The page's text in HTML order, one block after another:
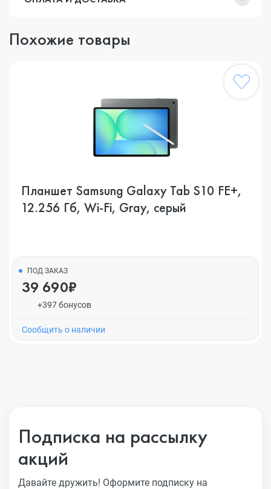
Похожие товары
Планшет Samsung Galaxy Tab S10 FE+,
12.256 Гб, Wi-Fi, Gray, серый
ПОД ЗАКАЗ
39 690₽
+397 бонусов
Cообщить о наличии
Подписка на рассылку
акций
Давайте дружить! Оформите подписку на